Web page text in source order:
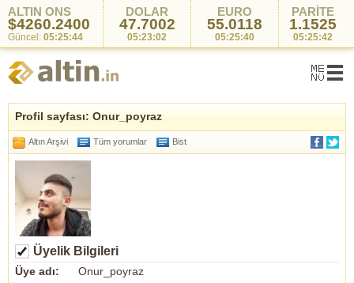
ALTIN ONS
$4260.2400
Güncel: 05:25:44
DOLAR
47.7002
05:23:02
EURO
55.0118
05:25:40
PARİTE
1.1525
05:25:42
Profil sayfası: Onur_poyraz
Altın Arşivi Tüm yorumlar Bist
Üyelik Bilgileri
Üye adı:
Onur_poyraz